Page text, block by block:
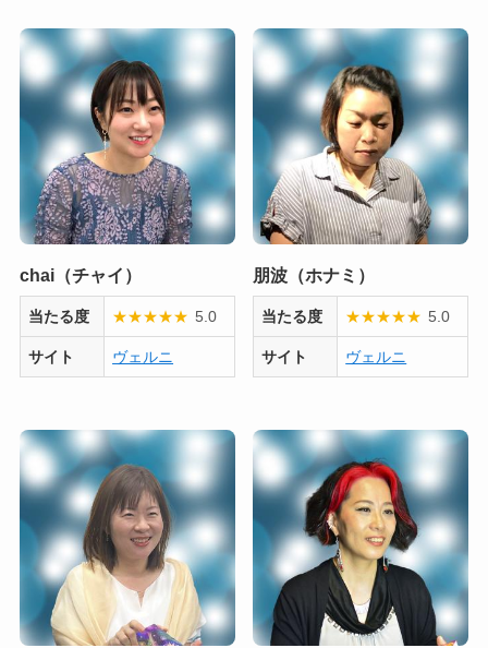
chai（チャイ）
当たる度 ★★★★★ 5.0
サイト ヴェルニ
朋波（ホナミ）
当たる度 ★★★★★ 5.0
サイト ヴェルニ